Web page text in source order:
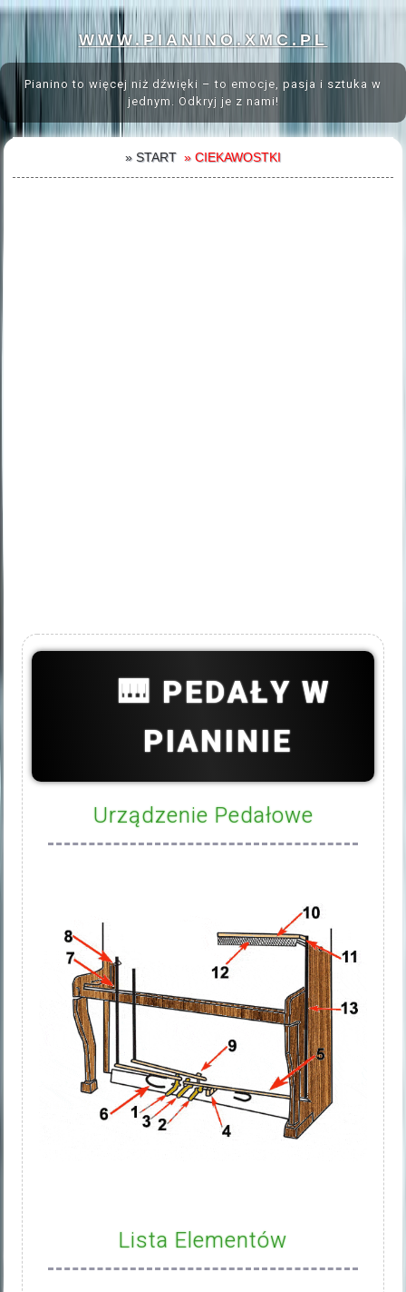
WWW.PIANINO.XMC.PL
Pianino to więcej niż dźwięki – to emocje, pasja i sztuka w
jednym. Odkryj je z nami!
» START » CIEKAWOSTKI
🎹 PEDAŁY W
PIANINIE
Urządzenie Pedałowe
Lista Elementów